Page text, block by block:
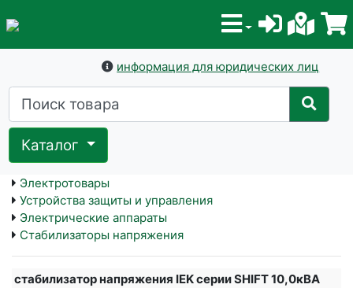
информация для юридических лиц
Каталог
Электротовары
Устройства защиты и управления
Электрические аппараты
Стабилизаторы напряжения
стабилизатор напряжения IEK серии SHIFT 10,0кВА